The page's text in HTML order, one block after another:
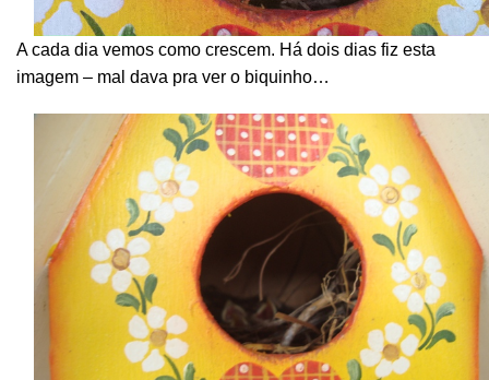
A cada dia vemos como crescem. Há dois dias fiz esta
imagem – mal dava pra ver o biquinho…